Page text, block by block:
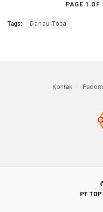
PAGE 1 OF
Tags: Danau Toba
Kontak
PT